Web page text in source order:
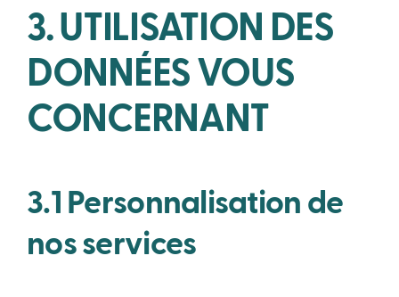
3. UTILISATION DES
DONNÉES VOUS
CONCERNANT
3.1 Personnalisation de
nos services